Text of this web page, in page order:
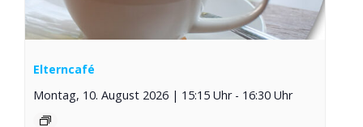
Elterncafé
Montag, 10. August 2026 | 15:15 Uhr - 16:30 Uhr